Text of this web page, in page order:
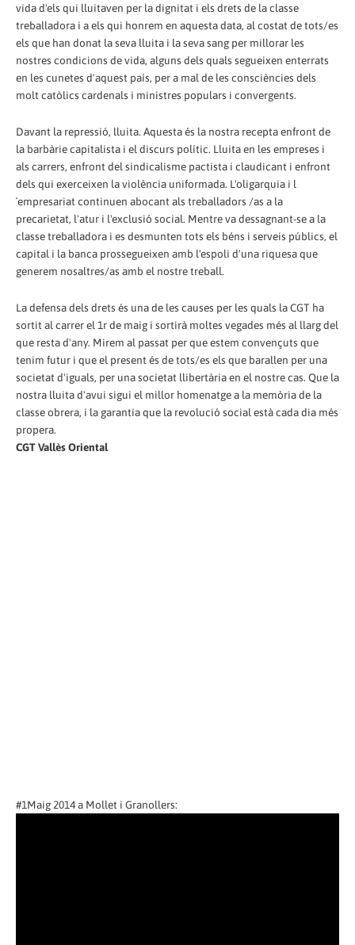
vida d'els qui lluitaven per la dignitat i els drets de la classe
treballadora i a els qui honrem en aquesta data, al costat de tots/es
els que han donat la seva lluita i la seva sang per millorar les
nostres condicions de vida, alguns dels quals segueixen enterrats
en les cunetes d'aquest país, per a mal de les consciències dels
molt catòlics cardenals i ministres populars i convergents.
Davant la repressió, lluita. Aquesta és la nostra recepta enfront de
la barbàrie capitalista i el discurs polític. Lluita en les empreses i
als carrers, enfront del sindicalisme pactista i claudicant i enfront
dels qui exerceixen la violència uniformada. L'oligarquia i l
´empresariat continuen abocant als treballadors /as a la
precarietat, l'atur i l'exclusió social. Mentre va dessagnant-se a la
classe treballadora i es desmunten tots els béns i serveis públics, el
capital i la banca prossegueixen amb l'espoli d'una riquesa que
generem nosaltres/as amb el nostre treball.
La defensa dels drets és una de les causes per les quals la CGT ha
sortit al carrer el 1r de maig i sortirà moltes vegades més al llarg del
que resta d'any. Mirem al passat per que estem convençuts que
tenim futur i que el present és de tots/es els que barallen per una
societat d'iguals, per una societat llibertària en el nostre cas. Que la
nostra lluita d'avui sigui el millor homenatge a la memòria de la
classe obrera, i la garantia que la revolució social està cada dia més
propera.
CGT Vallès Oriental
#1Maig 2014 a Mollet i Granollers: